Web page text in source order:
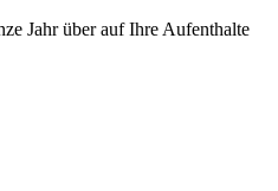
Jahr über auf Ihre Aufenthalte